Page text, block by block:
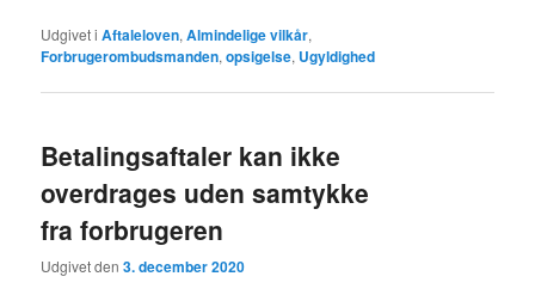
Udgivet i Aftaleloven,Almindelige vilkår,
Forbrugerombudsmanden,opsigelse, Ugyldighed
Betalingsaftaler kan ikke
overdrages uden samtykke
fra forbrugeren
Udgivet den3. december 2020